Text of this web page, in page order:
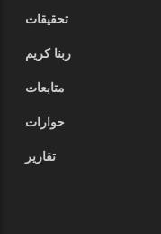
تحقيقات
ربنا كريم
متابعات
حوارات
تقارير